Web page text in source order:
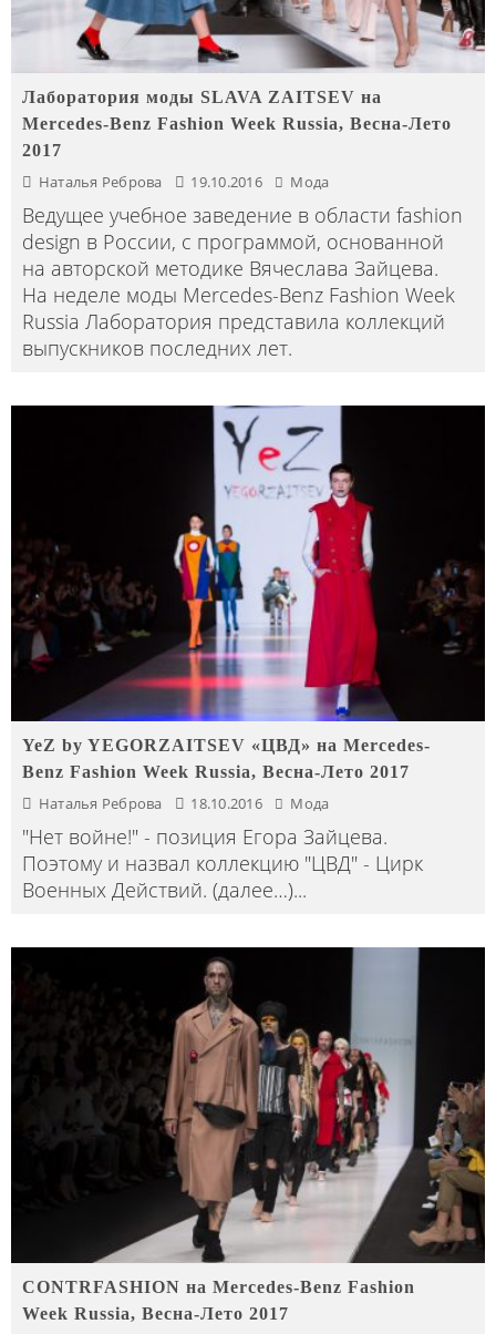
Лаборатория моды SLAVA ZAITSEV на
Mercedes-Benz Fashion Week Russia, Весна-Лето
2017
Наталья Реброва 19.10.2016 Мода
Ведущее учебное заведение в области fashion
design в России, с программой, основанной
на авторской методике Вячеслава Зайцева.
На неделе моды Mercedes-Benz Fashion Week
Russia Лаборатория представила коллекций
выпускников последних лет.
YeZ by YEGORZAITSEV «ЦВД» на Mercedes-
Benz Fashion Week Russia, Весна-Лето 2017
Наталья Реброва 18.10.2016 Мода
"Нет войне!" - позиция Егора Зайцева.
Поэтому и назвал коллекцию "ЦВД" - Цирк
Военных Действий. (далее…)...
CONTRFASHION на Mercedes-Benz Fashion
Week Russia, Весна-Лето 2017